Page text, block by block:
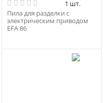
1 шт.
Пила для разделки с
электрическим приводом
EFA 86